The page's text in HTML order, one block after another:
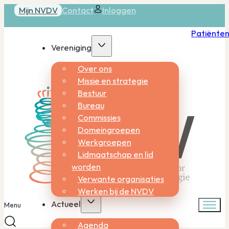
Mijn NVDV Contact Inloggen
Vereniging
Over ons
Missie en strategie
Bestuur
Bureau
Commissies
Domeingroepen
Werkgroepen
Lidmaatschap en lid
worden
Verwante organisaties
Werken bij de NVDV
Actueel
Agenda
Menu